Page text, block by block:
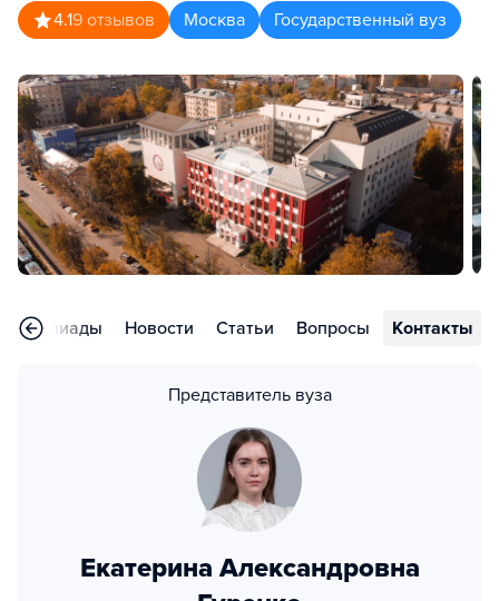
4.19 отзывов Москва Государственный вуз
Олимпиады Новости Статьи Вопросы Контакты
Представитель вуза
Екатерина Александровна